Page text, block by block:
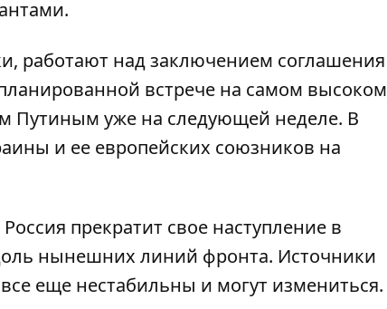
работают над заключением соглашения
встрече на самом высоком
Путиным уже на следующей неделе. В
и ее европейских союзников на
прекратит свое наступление в
нынешних линий фронта. Источники
еще нестабильны и могут измениться.